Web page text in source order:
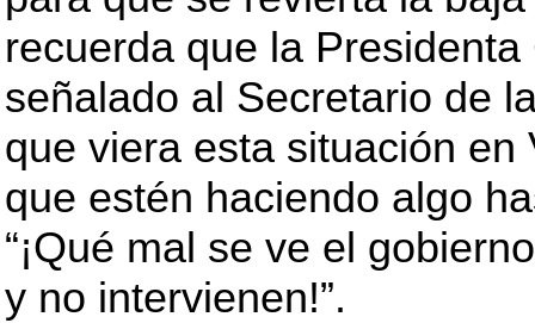
recuerda que la
señalado al Secretario de
que viera esta situación
que estén haciendo algo
“¡Qué mal se ve el
y no intervienen!”.